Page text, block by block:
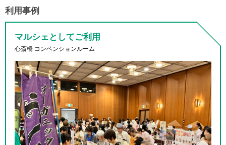
利用事例
マルシェ としてご利用
心斎橋 コンベンションルーム